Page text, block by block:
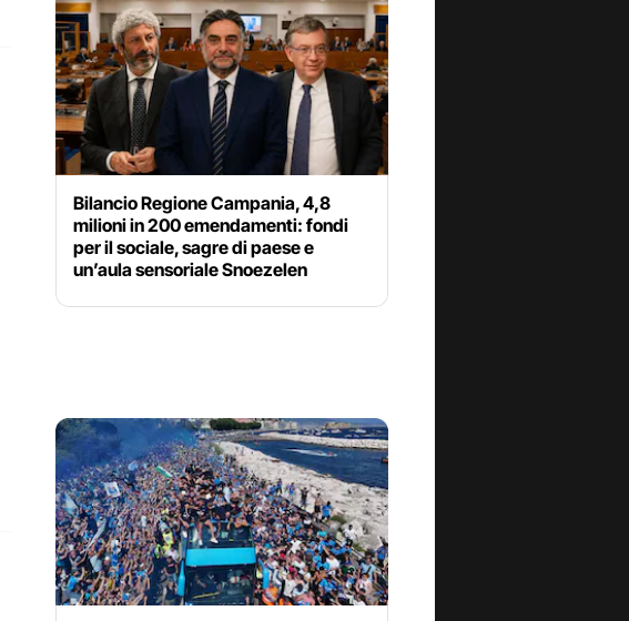
Bilancio Regione Campania, 4,8
milioni in 200 emendamenti: fondi
per il sociale, sagre di paese e
un’aula sensoriale Snoezelen